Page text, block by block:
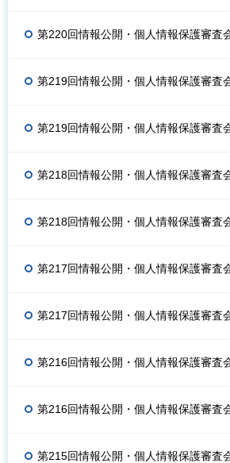
第220回情報公開・個人情報保護審査
第219回情報公開・個人情報保護審査
第219回情報公開・個人情報保護審査
第218回情報公開・個人情報保護審査
第218回情報公開・個人情報保護審査
第217回情報公開・個人情報保護審査
第217回情報公開・個人情報保護審査
第216回情報公開・個人情報保護審査
第216回情報公開・個人情報保護審査
第215回情報公開・個人情報保護審査